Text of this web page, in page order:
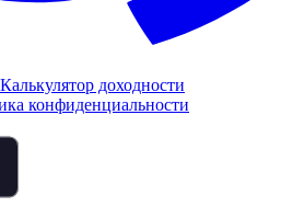
Калькулятор доходности
конфиденциальности